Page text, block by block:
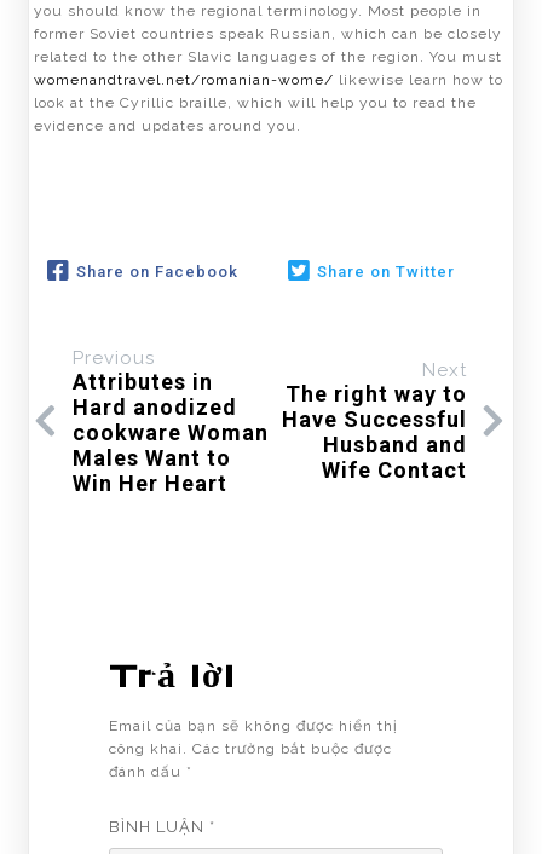
you should know the regional terminology. Most people in
former Soviet countries speak Russian, which can be closely
related to the other Slavic languages of the region. You must
womenandtravel.net/romanian-wome/ likewise learn how to
look at the Cyrillic braille, which will help you to read the
evidence and updates around you.
Share on Facebook Share on Twitter
Previous
Attributes in
Hard anodized
cookware Woman
Males Want to
Win Her Heart
Next
The right way to
Have Successful
Husband and
Wife Contact
Trả lời
Email của bạn sẽ không được hiển thị
công khai.
Các trường bắt buộc được
đánh dấu *
BÌNH LUẬN *